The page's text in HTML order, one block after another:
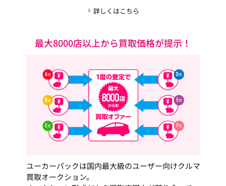
詳しくはこちら
最大8000店以上から買取価格が提示！
ユーカーパックは国内最大級のユーザー向けクルマ
買取オークション。